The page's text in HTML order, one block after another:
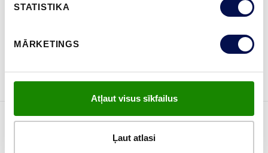
STATISTIKA
MĀRKETINGS
Atļaut visus sīkfailus
Ļaut atlasi
ĪPAŠĪBAS